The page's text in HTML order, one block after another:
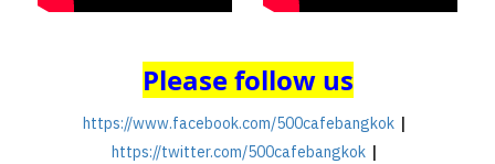
Please follow us
https://www.facebook.com/500cafebangkok |
https://twitter.com/500cafebangkok |